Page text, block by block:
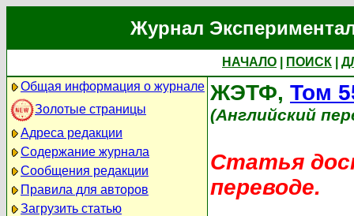
Журнал
НАЧАЛО ПОИСК
Общая информация о журнале
Золотые страницы
Адреса редакции
Содержание журнала
Сообщения редакции
Правила для авторов
Загрузить статью
ЖЭТФ, Том
(Английский
Статья
переводе.